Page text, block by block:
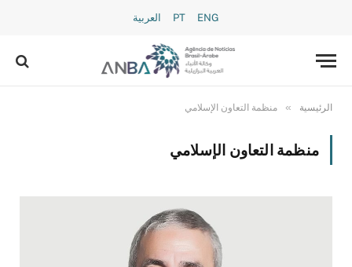
PT ENG العربية
الرئيسية » منظمة التعاون الإسلامي
منظمة التعاون الإسلامي